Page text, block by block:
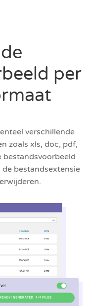
per
verschillende
zoals xls, doc, pdf,
bestandsvoorbeeld
bestandsextensie